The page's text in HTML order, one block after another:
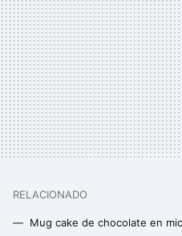
RELACIONADO